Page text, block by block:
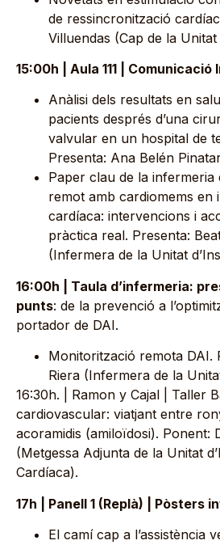
de ressincronització
Villuendas (Cap de la Unitat
15:00h | Aula 111 | Comunicació
Anàlisi dels resultats en
pacients després d’una
valvular en un hospital de
Presenta: Ana Belén
Paper clau de la infermeria
remot amb cardiomems en
cardíaca: intervencions i
pràctica real. Presenta:
(Infermera de la Unitat
16:00h | Taula d’infermeria:
punts: de la prevenció a
portador de DAI.
Monitorització remota DAI.
Riera (Infermera de la
16:30h. | Ramon y Cajal | Taller
cardiovascular: viatjant entre
acoramidis (amiloïdosi). Ponent:
(Metgessa Adjunta de la Unitat
Cardíaca).
17h | Panell 1 (Replà) | Pòsters
El camí cap a l’assistència